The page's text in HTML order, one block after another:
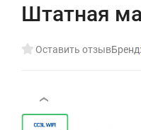
Штатная
Оставить отзывБренд:
‹